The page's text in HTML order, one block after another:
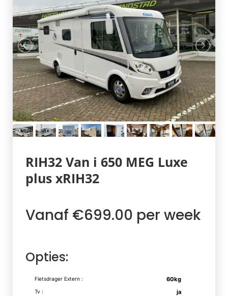
RIH32 Van i 650 MEG Luxe
plus xRIH32
Vanaf €699.00 per week
Opties:
Fietsdrager Extern : 60kg
Tv : ja